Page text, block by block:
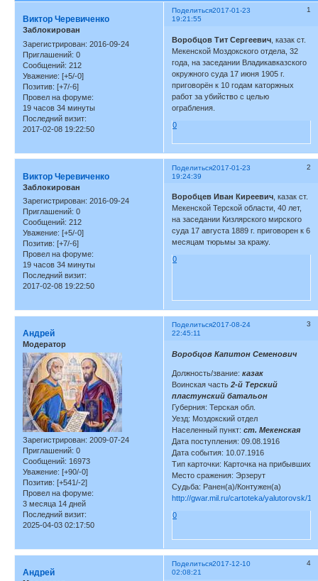
Поделиться 1
2017-01-23
19:21:55
Виктор Черевиченко
Заблокирован
Зарегистрирован: 2016-09-24
Приглашений: 0
Сообщений: 212
Уважение: [+5/-0]
Позитив: [+7/-6]
Провел на форуме:
19 часов 34 минуты
Последний визит:
2017-02-08 19:22:50
Воробцов Тит Сергеевич , казак ст.
Мекенской Моздокского отдела, 32
года, на заседании Владикавказского
окружного суда 17 июня 1905 г.
приговорён к 10 годам каторжных
работ за убийство с целью
ограбления.
0
Поделиться 2
2017-01-23
19:24:39
Виктор Черевиченко
Заблокирован
Зарегистрирован: 2016-09-24
Приглашений: 0
Сообщений: 212
Уважение: [+5/-0]
Позитив: [+7/-6]
Провел на форуме:
19 часов 34 минуты
Последний визит:
2017-02-08 19:22:50
Воробцев Иван Киреевич , казак ст.
Мекенской Терской области, 40 лет,
на заседании Кизлярского мирского
суда 17 августа 1889 г. приговорен к 6
месяцам тюрьмы за кражу.
0
Поделиться 3
2017-08-24
22:45:11
Андрей
Модератор
Зарегистрирован: 2009-07-24
Приглашений: 0
Сообщений: 16973
Уважение: [+90/-0]
Позитив: [+541/-2]
Провел на форуме:
3 месяца 14 дней
Последний визит:
2025-04-03 02:17:50
Воробцов Капитон Семенович
Должность/звание:казак
Воинская часть2-й Терский
пластунский батальон
Губерния: Терская обл.
Уезд: Моздокский отдел
Населенный пункт: ст. Мекенская
Дата поступления: 09.08.1916
Дата события: 10.07.1916
Тип карточки: Карточка на прибывших
Место сражения: Эрзерут
Судьба: Ранен(а)/Контужен(а)
http://gwar.mil.ru/cartoteka/yalutorovsk/
0
Поделиться 4
2017-12-10
02:08:21
Андрей